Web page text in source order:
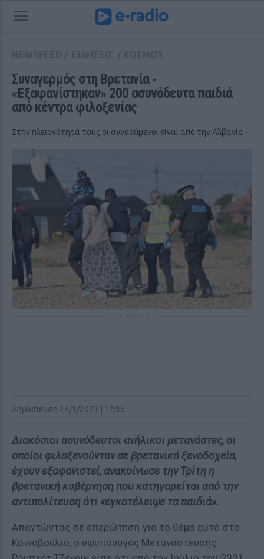
Συναγερμός στη Βρετανία ‑
«Εξαφανίστηκαν» 200 ασυνόδευτα παιδιά
από κέντρα φιλοξενίας
Στην πλειονότητά τους οι αγνοούμενοι είναι από την Αλβανία -
Δημοσίευση 24/1/2023 | 17:36
Διακόσιοι ασυνόδευτοι ανήλικοι μετανάστες, οι
οποίοι φιλοξενούνταν σε βρετανικά ξενοδοχεία,
έχουν εξαφανιστεί, ανακοίνωσε την Τρίτη η
βρετανική κυβέρνηση που κατηγορείται από την
αντιπολίτευση ότι «εγκατέλειψε τα παιδιά».
Απαντώντας σε επερώτηση για το θέμα αυτό στο
Κοινοβούλιο, ο υφυπουργός Μετανάστευσης